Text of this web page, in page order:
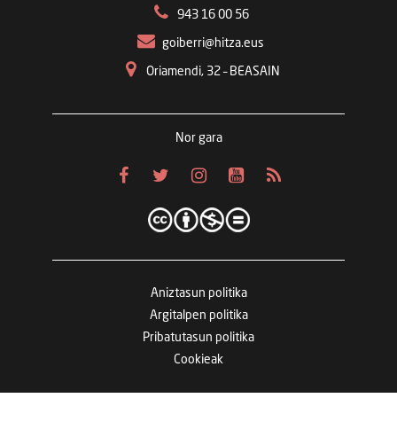
943 16 00 56
goiberri@hitza.eus
Oriamendi, 32 – BEASAIN
Nor gara
Aniztasun politika
Argitalpen politika
Pribatutasun politika
Cookieak